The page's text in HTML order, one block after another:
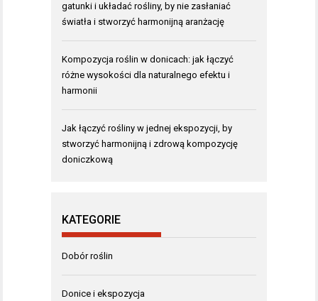
gatunki i układać rośliny, by nie zasłaniać
światła i stworzyć harmonijną aranżację
Kompozycja roślin w donicach: jak łączyć
różne wysokości dla naturalnego efektu i
harmonii
Jak łączyć rośliny w jednej ekspozycji, by
stworzyć harmonijną i zdrową kompozycję
doniczkową
KATEGORIE
Dobór roślin
Donice i ekspozycja